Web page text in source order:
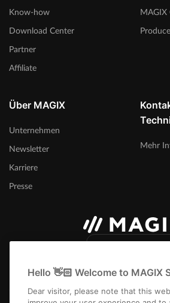
Know-how
Download Center
Partner
Affiliate
MAGIX
Über MAGIX
Unternehmen
Newsletter
Karriere
Presse
Mehr
Hello 👋🏻 Welcome to MAGIX
Dear visitor, please note that this